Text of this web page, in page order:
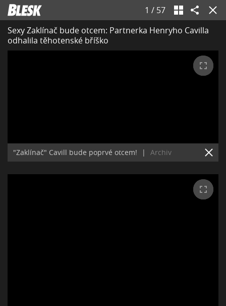
1 / 57
Sexy Zaklínač bude otcem: Partnerka Henryho Cavilla
odhalila těhotenské bříško
"Zaklínač" Cavill bude poprvé otcem! | Archiv